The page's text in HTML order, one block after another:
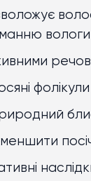
вологи